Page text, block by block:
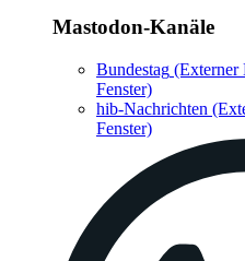
Mastodon-Kanäle
Bundestag (Externer
Fenster)
hib-Nachrichten
Fenster)